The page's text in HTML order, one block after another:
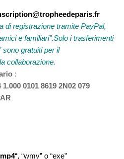
di registrazione tramite PayPal,
e familiari”.Solo i trasferimenti
sono gratuiti per il
collaborazione.
:
0101 8619 2N02 079
mp4“, “wmv” o “exe”